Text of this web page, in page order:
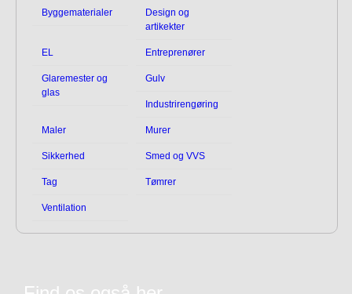
Byggematerialer
Design og
artikekter
EL Entreprenører
Glaremester og
glas
Gulv
Industrirengøring
Maler Murer
Sikkerhed Smed og VVS
Tag Tømrer
Ventilation